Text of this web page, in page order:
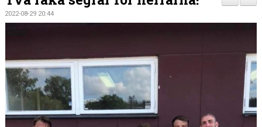
DOKUMENT
MATCHER
2022-08-29 20:44